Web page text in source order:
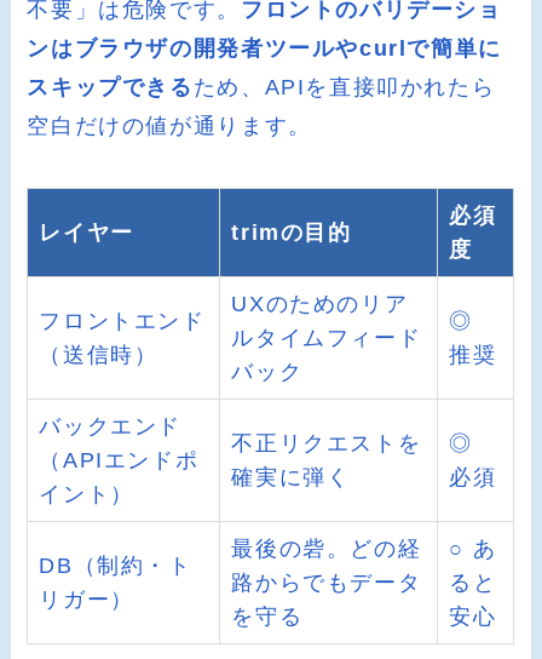
不要」は危険です。
フロントのバリデーショ
ンはブラウザの開発者ツールやcurlで簡単に
スキップできる ため、APIを直接叩かれたら
空白だけの値が通ります。
レイヤー trimの目的
必須
度
フロントエンド
（送信時）
UXのためのリア
ルタイムフィード
バック
◎
推奨
バックエンド
（APIエンドポ
イント）
不正リクエストを
確実に弾く
◎
必須
DB（制約・ト
リガー）
最後の砦。どの経
路からでもデータ
を守る
○ あ
ると
安心